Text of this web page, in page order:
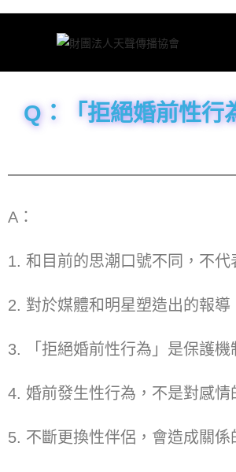
Q：「拒絕婚前性行
A：
1. 和目前的思潮口號不同，不
2. 對於媒體和明星塑造出的報
3. 「拒絕婚前性行為」是保護機
4. 婚前發生性行為，不是對感情
5. 不斷更換性伴侶，會造成關係